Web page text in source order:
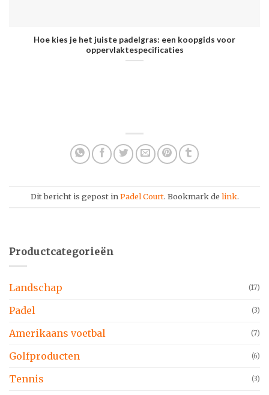
Hoe kies je het juiste padelgras: een koopgids voor
oppervlaktespecificaties
Dit bericht is gepost inPadel Court. Bookmark de link.
Productcategorieën
Landschap (17)
Padel (3)
Amerikaans voetbal (7)
Golfproducten (6)
Tennis (3)